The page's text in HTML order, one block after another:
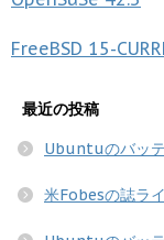
FreeBSD 15-
最近の投稿
Ubuntuのバッ
米Fobesの誌ラ